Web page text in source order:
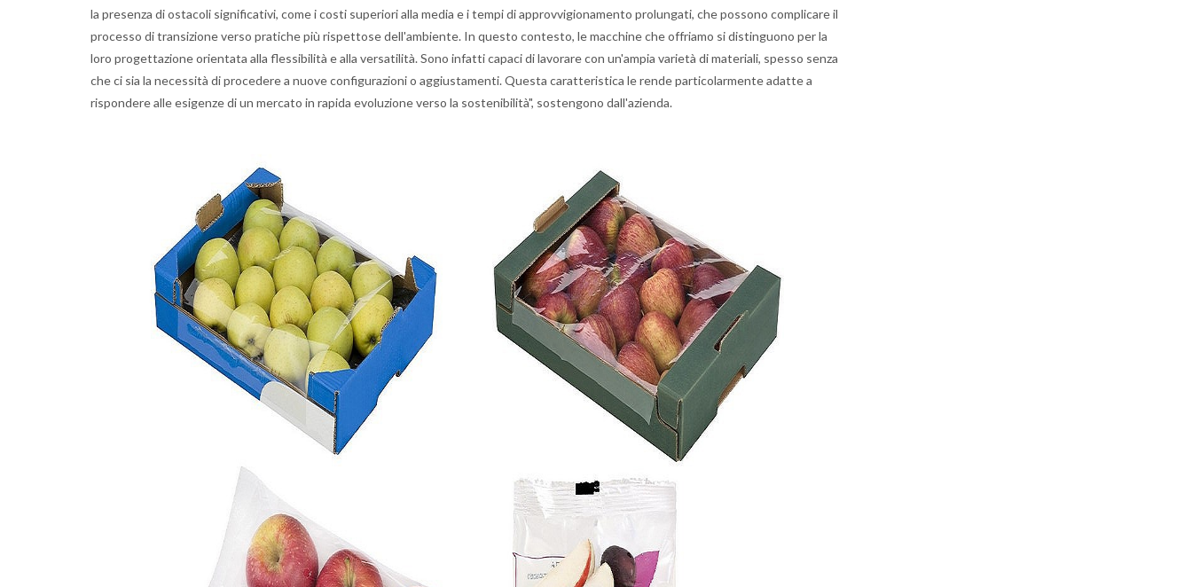
la presenza di ostacoli significativi, come i costi superiori alla media e i tempi di approvvigionamento prolungati, che possono complicare il
processo di transizione verso pratiche più rispettose dell'ambiente. In questo contesto, le macchine che offriamo si distinguono per la
loro progettazione orientata alla flessibilità e alla versatilità. Sono infatti capaci di lavorare con un'ampia varietà di materiali, spesso senza
che ci sia la necessità di procedere a nuove configurazioni o aggiustamenti. Questa caratteristica le rende particolarmente adatte a
rispondere alle esigenze di un mercato in rapida evoluzione verso la sostenibilità", sostengono dall'azienda.